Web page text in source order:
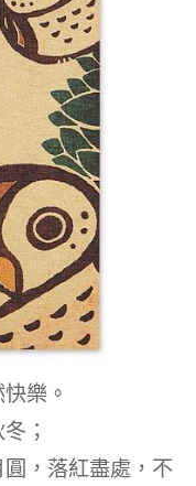
樂。
；
，落紅盡處，不